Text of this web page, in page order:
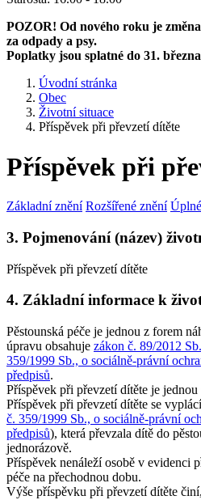
POZOR! Od nového roku je
za odpady a psy.
Poplatky jsou splatné do 31.
Úvodní stránka
Obec
Životní situace
Příspěvek při převzetí dítěte
Příspěvek při
Základní znění Rozšířené znění
3. Pojmenování (název)
Příspěvek při převzetí dítěte
4. Základní informace k
Pěstounská péče je jednou z forem
úpravu obsahuje zákon č. 89/2012
359/1999 Sb., o sociálně-právní
předpisů.
Příspěvek při převzetí dítěte je jednou
Příspěvek při převzetí dítěte se
č. 359/1999 Sb., o sociálně-právní
předpisů), která převzala dítě do
jednorázově.
Příspěvek nenáleží osobě v evidenci
péče na přechodnou dobu.
Výše příspěvku při převzetí dítěte